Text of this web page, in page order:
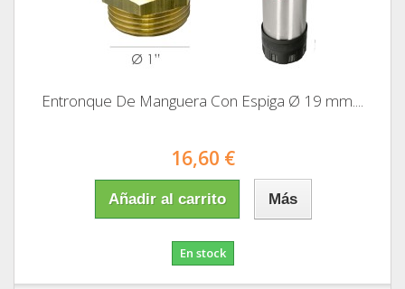
Entronque De Manguera Con Espiga Ø 19 mm....
16,60 €
Añadir al carrito Más
En stock